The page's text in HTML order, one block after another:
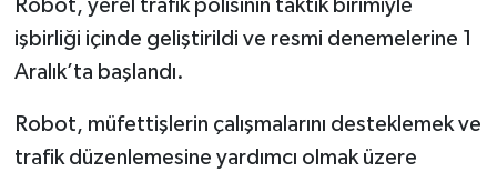
Robot, yerel trafik polisinin taktik birimiyle
işbirliği içinde geliştirildi ve resmi denemelerine 1
Aralık’ta başlandı.
Robot, müfettişlerin çalışmalarını desteklemek ve
trafik düzenlemesine yardımcı olmak üzere